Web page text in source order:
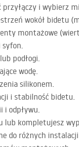
i wybierz
wokół bidetu
montażowe
syfon.
podłogi.
wodę.
silikonem.
i stabilność bidetu.
i odpływu.
kompletujesz
do różnych